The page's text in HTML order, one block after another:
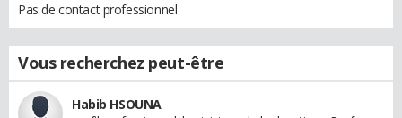
Pas de contact professionnel
Vous recherchez peut-être
Habib HSOUNA